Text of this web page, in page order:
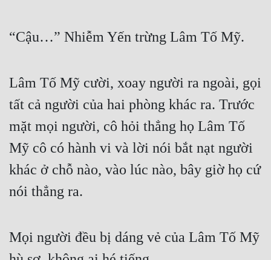
“Cậu…” Nhiễm Yến trừng Lâm Tố Mỹ.
Lâm Tố Mỹ cười, xoay người ra ngoài, gọi
tất cả người của hai phòng khác ra. Trước
mặt mọi người, cô hỏi thẳng họ Lâm Tố
Mỹ cô có hành vi và lời nói bắt nạt người
khác ở chỗ nào, vào lúc nào, bây giờ họ cứ
nói thẳng ra.
Mọi người đều bị dáng vẻ của Lâm Tố Mỹ